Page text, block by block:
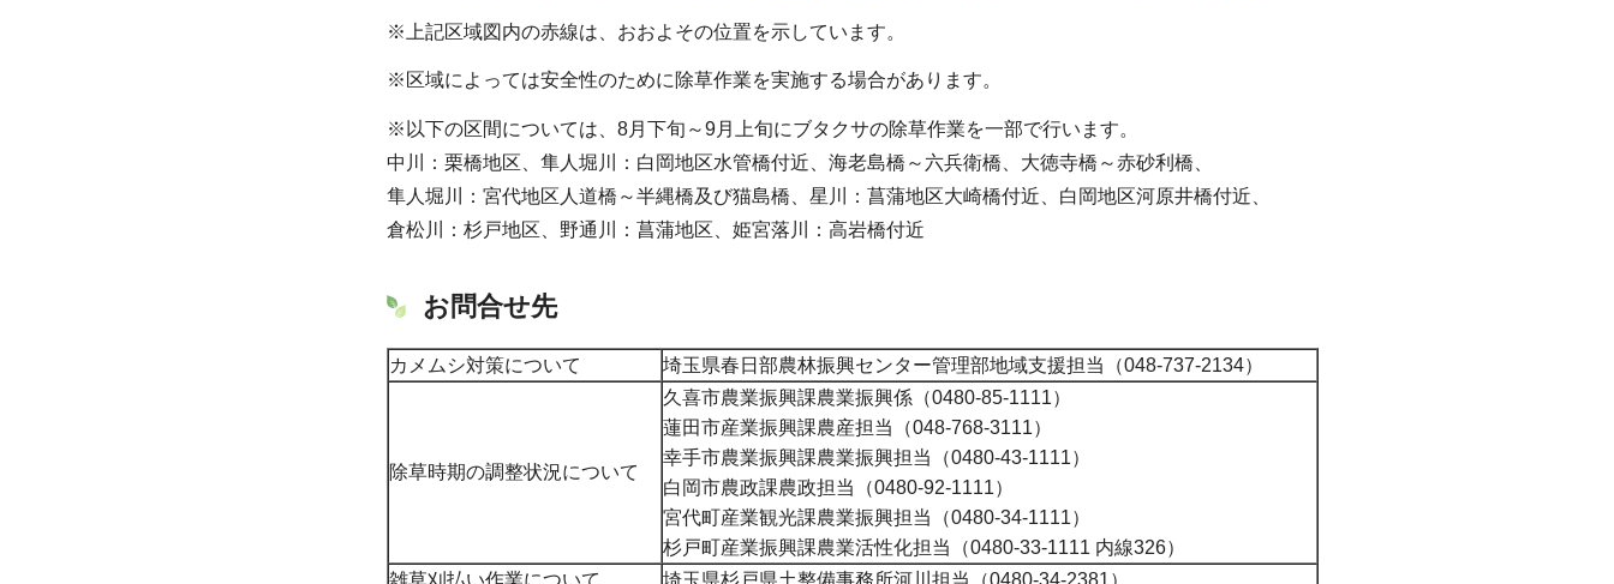
※上記区域図内の赤線は、おおよその位置を示しています。
※区域によっては安全性のために除草作業を実施する場合があります。
※以下の区間については、8月下旬～9月上旬にブタクサの除草作業を一部で行います。
中川：栗橋地区、隼人堀川：白岡地区水管橋付近、海老島橋～六兵衛橋、大徳寺橋～赤砂利橋、
隼人堀川：宮代地区人道橋～半縄橋及び猫島橋、星川：菖蒲地区大崎橋付近、白岡地区河原井橋付近、
倉松川：杉戸地区、野通川：菖蒲地区、姫宮落川：高岩橋付近
お問合せ先
カメムシ対策について 埼玉県春日部農林振興センター管理部地域支援担当（048-737-2134）
除草時期の調整状況について
久喜市農業振興課農業振興係（0480-85-1111）
蓮田市産業振興課農産担当（048-768-3111）
幸手市農業振興課農業振興担当（0480-43-1111）
白岡市農政課農政担当（0480-92-1111）
宮代町産業観光課農業振興担当（0480-34-1111）
杉戸町産業振興課農業活性化担当（0480-33-1111 内線326）
雑草刈払い作業について
埼玉県杉戸県土整備事務所河川担当（0480-34-2381）